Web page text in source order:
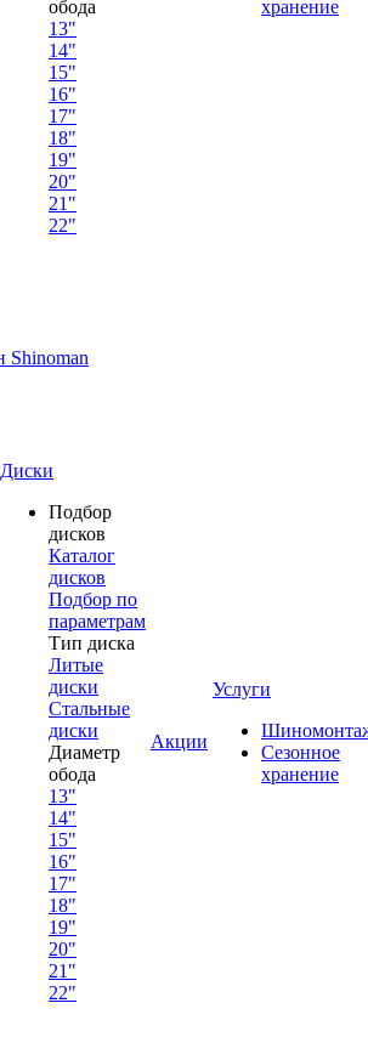
обода
13"
14"
15"
16"
17"
18"
19"
20"
21"
22"
хранение
Диски
Подбор
дисков
Каталог
дисков
Подбор по
параметрам
Тип диска
Литые
диски
Стальные
диски
Диаметр
обода
13"
14"
15"
16"
17"
18"
19"
20"
21"
22"
Акции
Услуги
Сезонное
хранение